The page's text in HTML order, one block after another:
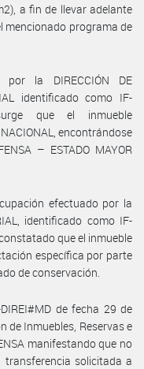
a fin de llevar adelante
mencionado programa de
la DIRECCIÓN DE
identificado como IF-
surge que el inmueble
encontrándose
– ESTADO MAYOR
efectuado por la
identificado como IF-
que el inmueble
específica por parte
de conservación.
de fecha 29 de
de Inmuebles, Reservas e
manifestando que no
transferencia solicitada a